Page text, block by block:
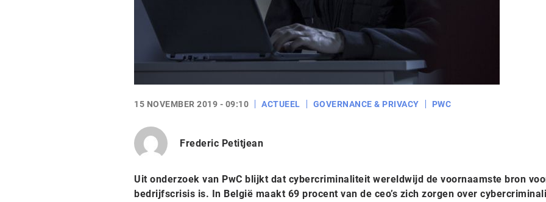
15 NOVEMBER 2019 - 09:10 ACTUEEL GOVERNANCE & PRIVACY PWC
Frederic Petitjean
Uit onderzoek van PwC blijkt dat cybercriminaliteit wereldwijd de voornaamste bron
bedrijfscrisis is. In België maakt 69 procent van de ceo’s zich zorgen over